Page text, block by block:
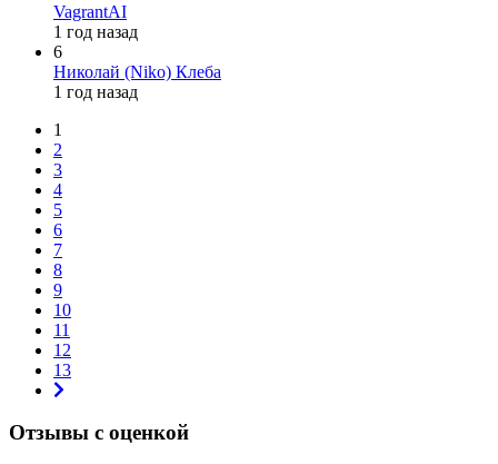
VagrantAI
1 год назад
6
Николай (Niko) Клеба
1 год назад
1
2
3
4
5
6
7
8
9
10
11
12
13
Отзывы с оценкой